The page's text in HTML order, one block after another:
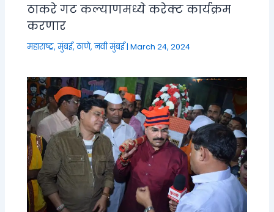
ठाकरे गट कल्याणमध्ये करेक्ट कार्यक्रम
करणार
महाराष्ट्र,मुंबई, ठाणे, नवी मुंबई|March 24, 2024